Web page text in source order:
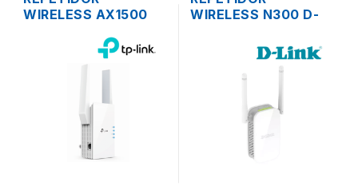
WIRELESS AX1500
6 1500MBPS DUAL
BAND DOS ANTENAS
WIRELESS N300 D-
ANTENAS 300MBPS
PLUG PARED